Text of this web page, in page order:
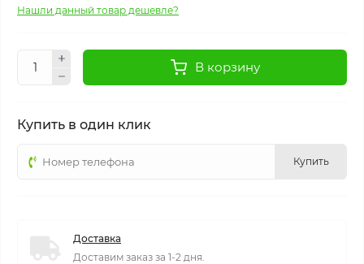
Нашли данный товар дешевле?
В корзину
Купить в один клик
Купить
Доставка
Доставим заказ за 1-2 дня.